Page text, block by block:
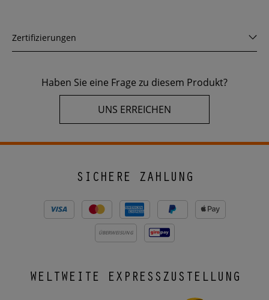
Zertifizierungen
Haben Sie eine Frage zu diesem Produkt?
UNS ERREICHEN
SICHERE ZAHLUNG
ÜBERWEISUNG
WELTWEITE EXPRESSZUSTELLUNG